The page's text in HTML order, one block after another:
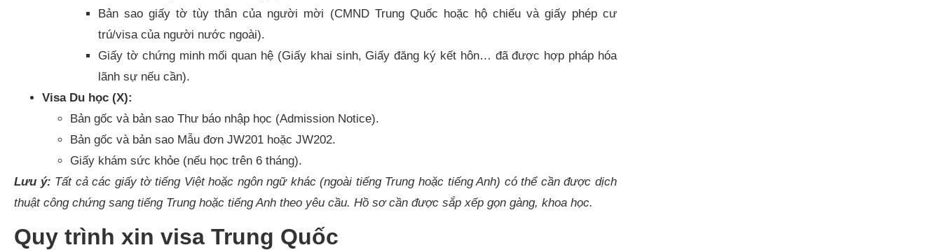
Bản sao giấy tờ tùy thân của người mời (CMND Trung Quốc hoặc hộ chiếu và giấy phép cư
trú/visa của người nước ngoài).
Giấy tờ chứng minh mối quan hệ (Giấy khai sinh, Giấy đăng ký kết hôn… đã được hợp pháp hóa
lãnh sự nếu cần).
Visa Du học (X):
Bản gốc và bản sao Thư báo nhập học (Admission Notice).
Bản gốc và bản sao Mẫu đơn JW201 hoặc JW202.
Giấy khám sức khỏe (nếu học trên 6 tháng).
Lưu ý: Tất cả các giấy tờ tiếng Việt hoặc ngôn ngữ khác (ngoài tiếng Trung hoặc tiếng Anh) có thể cần được dịch
thuật công chứng sang tiếng Trung hoặc tiếng Anh theo yêu cầu. Hồ sơ cần được sắp xếp gọn gàng, khoa học.
Quy trình xin visa Trung Quốc